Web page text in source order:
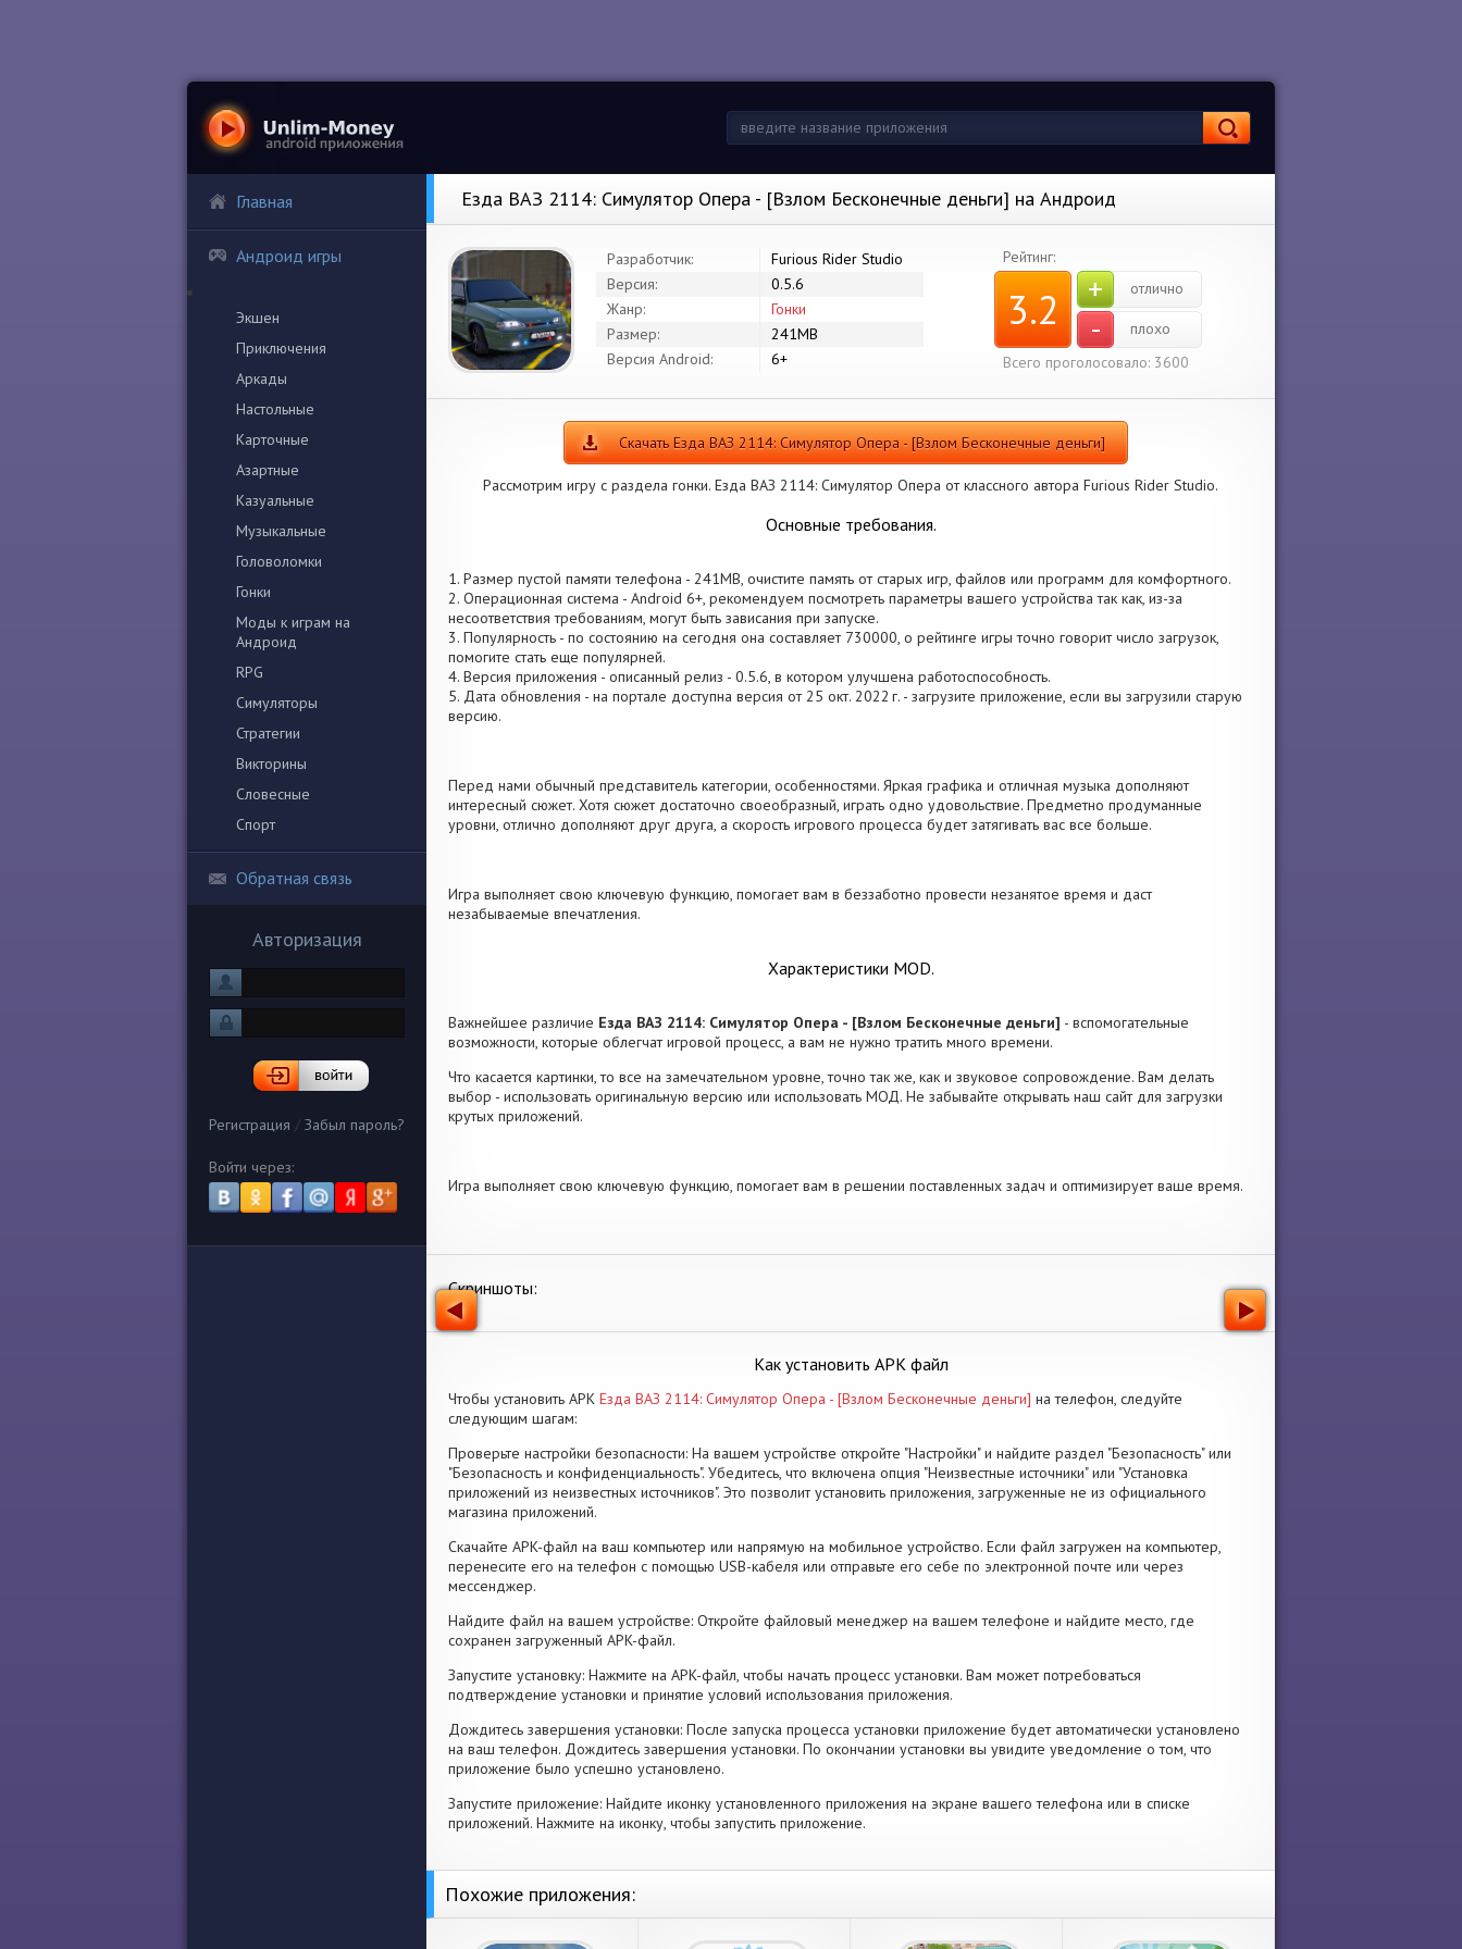
Главная
Андроид игры
Экшен
Приключения
Аркады
Настольные
Карточные
Азартные
Казуальные
Музыкальные
Головоломки
Гонки
Моды к играм на
Андроид
RPG
Симуляторы
Стратегии
Викторины
Словесные
Спорт
Обратная связь
Авторизация
Регистрация / Забыл пароль?
Войти через:
Езда ВАЗ 2114: Симулятор Опера - [Взлом Бесконечные деньги] на Андроид
Разработчик:
Furious Rider Studio
Версия:
0.5.6
Жанр:
Гонки
Размер:
241MB
Версия Android:
6+
Рейтинг:
3.2 + отлично
-
плохо
Всего проголосовало: 3600
Скачать Езда ВАЗ 2114: Симулятор Опера - [Взлом Бесконечные деньги]
Рассмотрим игру с раздела гонки. Езда ВАЗ 2114: Симулятор Опера от классного автора Furious Rider Studio.
Основные требования.
1. Размер пустой памяти телефона - 241MB, очистите память от старых игр, файлов или программ для комфортного.
2. Операционная система - Android 6+, рекомендуем посмотреть параметры вашего устройства так как, из-за
несоответствия требованиям, могут быть зависания при запуске.
3. Популярность - по состоянию на сегодня она составляет 730000, о рейтинге игры точно говорит число загрузок,
помогите стать еще популярней.
4. Версия приложения - описанный релиз - 0.5.6, в котором улучшена работоспособность.
5. Дата обновления - на портале доступна версия от 25 окт. 2022 г. - загрузите приложение, если вы загрузили старую
версию.
Перед нами обычный представитель категории, особенностями. Яркая графика и отличная музыка дополняют
интересный сюжет. Хотя сюжет достаточно своеобразный, играть одно удовольствие. Предметно продуманные
уровни, отлично дополняют друг друга, а скорость игрового процесса будет затягивать вас все больше.
Игра выполняет свою ключевую функцию, помогает вам в беззаботно провести незанятое время и даст
незабываемые впечатления.
Характеристики MOD.
Важнейшее различие Езда ВАЗ 2114: Симулятор Опера - [Взлом Бесконечные деньги] - вспомогательные
возможности, которые облегчат игровой процесс, а вам не нужно тратить много времени.
Что касается картинки, то все на замечательном уровне, точно так же, как и звуковое сопровождение. Вам делать
выбор - использовать оригинальную версию или использовать МОД. Не забывайте открывать наш сайт для загрузки
крутых приложений.
Игра выполняет свою ключевую функцию, помогает вам в решении поставленных задач и оптимизирует ваше время.
Скриншоты:
Как установить APK файл
Чтобы установить APK Езда ВАЗ 2114: Симулятор Опера - [Взлом Бесконечные деньги] на телефон, следуйте
следующим шагам:
Проверьте настройки безопасности: На вашем устройстве откройте "Настройки" и найдите раздел "Безопасность" или
"Безопасность и конфиденциальность". Убедитесь, что включена опция "Неизвестные источники" или "Установка
приложений из неизвестных источников". Это позволит установить приложения, загруженные не из официального
магазина приложений.
Скачайте APK-файл на ваш компьютер или напрямую на мобильное устройство. Если файл загружен на компьютер,
перенесите его на телефон с помощью USB-кабеля или отправьте его себе по электронной почте или через
мессенджер.
Найдите файл на вашем устройстве: Откройте файловый менеджер на вашем телефоне и найдите место, где
сохранен загруженный APK-файл.
Запустите установку: Нажмите на APK-файл, чтобы начать процесс установки. Вам может потребоваться
подтверждение установки и принятие условий использования приложения.
Дождитесь завершения установки: После запуска процесса установки приложение будет автоматически установлено
на ваш телефон. Дождитесь завершения установки. По окончании установки вы увидите уведомление о том, что
приложение было успешно установлено.
Запустите приложение: Найдите иконку установленного приложения на экране вашего телефона или в списке
приложений. Нажмите на иконку, чтобы запустить приложение.
Похожие приложения: